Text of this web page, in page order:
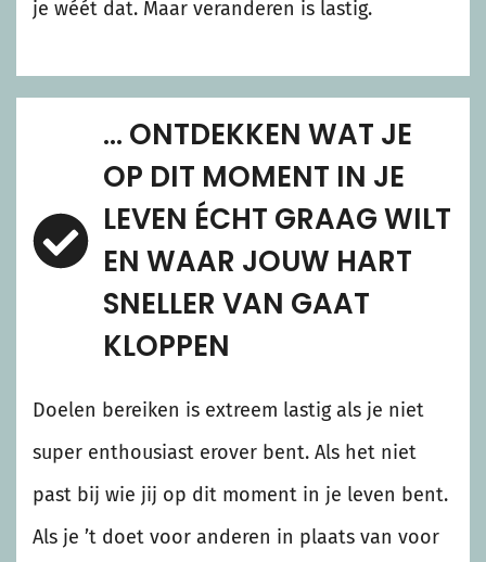
je wéét dat. Maar veranderen is lastig.
… ONTDEKKEN WAT JE
OP DIT MOMENT IN JE
LEVEN ÉCHT GRAAG WILT
EN WAAR JOUW HART
SNELLER VAN GAAT
KLOPPEN
Doelen bereiken is extreem lastig als je niet
super enthousiast erover bent. Als het niet
past bij wie jij op dit moment in je leven bent.
Als je ’t doet voor anderen in plaats van voor